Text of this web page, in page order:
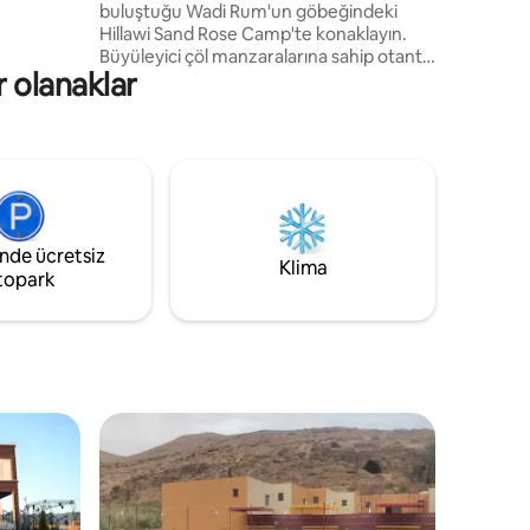
çiftler
buluştuğu Wadi Rum'un göbeğindeki
Hillawi Sand Rose Camp'te konaklayın.
Büyüleyici çöl manzaralarına sahip otantik
çadırların, olağanüstü hizmetin ve deve
gezintisi ile yıldızları izleme gibi heyecan
olanaklar
ücretsiz
Klima